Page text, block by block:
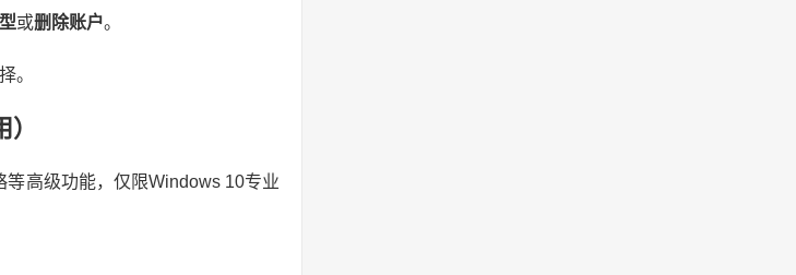
或删除账户。
。
高级功能，仅限Windows 10专业